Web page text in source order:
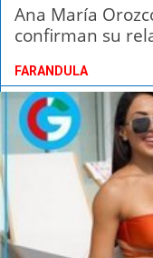
Ana María
confirman su
FARANDULA